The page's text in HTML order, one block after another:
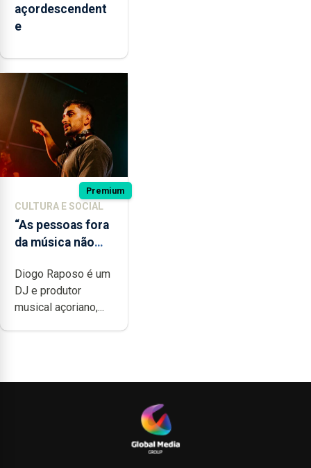
açordescendent
e
Premium
CULTURA E SOCIAL
“As pessoas fora
da música não
quão difícil é
produzir uma
música”
Diogo Raposo é um
DJ e produtor
musical açoriano,...